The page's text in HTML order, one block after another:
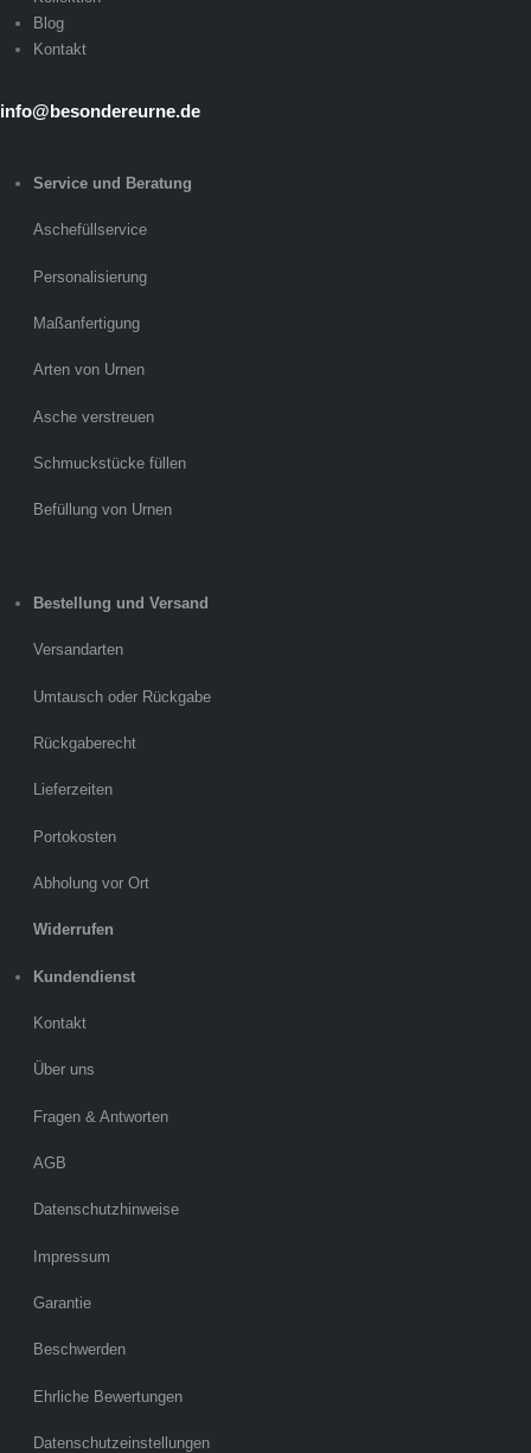
Blog
Kontakt
info@besondereurne.de
Service und Beratung
Aschefüllservice
Personalisierung
Maßanfertigung
Arten von Urnen
Asche verstreuen
Schmuckstücke füllen
Befüllung von Urnen
Bestellung und Versand
Versandarten
Umtausch oder Rückgabe
Rückgaberecht
Lieferzeiten
Portokosten
Abholung vor Ort
Widerrufen
Kundendienst
Kontakt
Über uns
Fragen & Antworten
AGB
Datenschutzhinweise
Impressum
Garantie
Beschwerden
Ehrliche Bewertungen
Datenschutzeinstellungen